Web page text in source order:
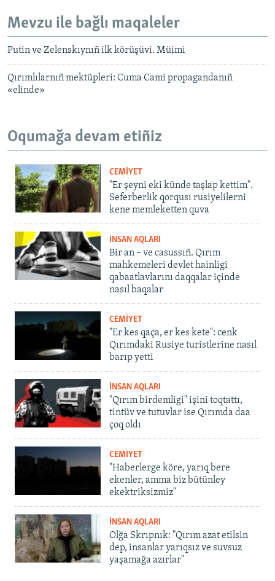
Mevzu ile bağlı maqaleler
Putin ve Zelenskıynıñ ilk körüşüvi. Müimi
Qırımlılarnıñ mektüpleri: Cuma Cami propagandanıñ
«elinde»
Oqumağa devam etiñiz
CEMİYET
"Er şeyni eki künde taşlap kettim".
Seferberlik qorqusı rusiyelilerni
kene memleketten quva
İNSAN AQLARI
Bir an – ve casussıñ. Qırım
mahkemeleri devlet hainligi
qabaatlavlarını daqqalar içinde
nasıl baqalar
CEMİYET
"Er kes qaça, er kes kete": cenk
Qırımdaki Rusiye turistlerine nasıl
barıp yetti
İNSAN AQLARI
"Qırım birdemligi" işini toqtattı,
tintüv ve tutuvlar ise Qırımda daa
çoq oldı
CEMİYET
"Haberlerge köre, yarıq bere
ekenler, amma biz bütünley
ekektriksizmiz"
İNSAN AQLARI
Olğa Skrıpnık: "Qırım azat etilsin
dep, insanlar yarıqsız ve suvsuz
yaşamağa azırlar"